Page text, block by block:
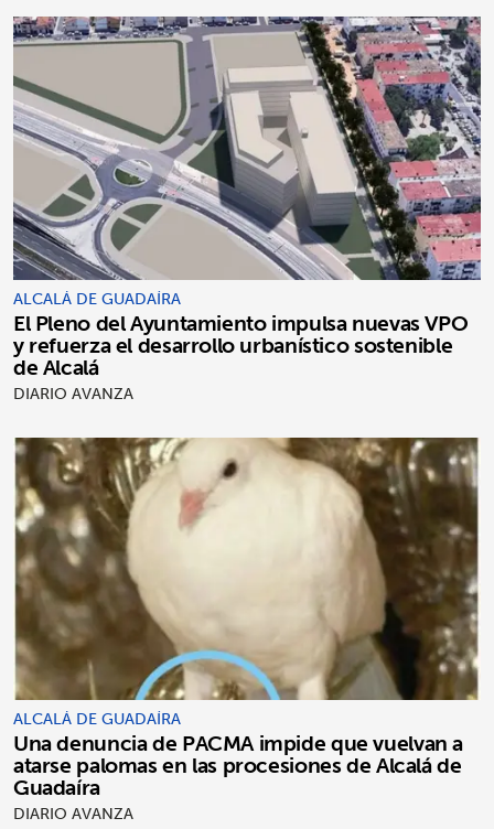
ALCALÁ DE GUADAÍRA
El Pleno del Ayuntamiento impulsa nuevas VPO
y refuerza el desarrollo urbanístico sostenible
de Alcalá
DIARIO AVANZA
ALCALÁ DE GUADAÍRA
Una denuncia de PACMA impide que vuelvan a
atarse palomas en las procesiones de Alcalá de
Guadaíra
DIARIO AVANZA